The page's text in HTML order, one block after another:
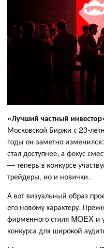
«Лучший частный
Московской Биржи с
годы он заметно
стал доступнее, а фокус
— теперь в конкурсе
трейдеры, но и новички.
А вот визуальный образ
его новому характеру.
фирменного стиля MOEX и
конкурса для широкой